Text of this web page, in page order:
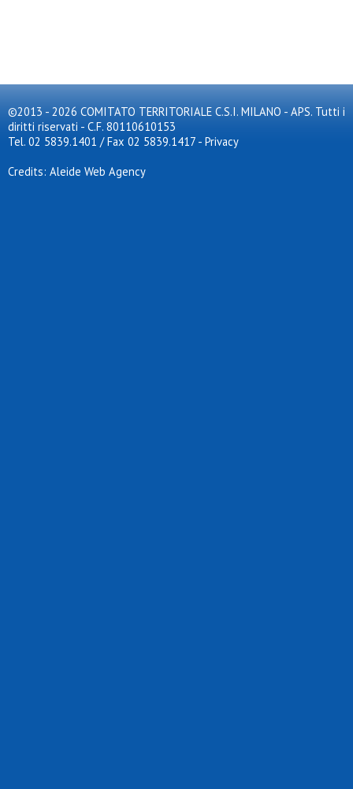
©2013 - 2026 COMITATO TERRITORIALE C.S.I. MILANO - APS. Tutti i
diritti riservati - C.F. 80110610153
Tel. 02 5839.1401 / Fax 02 5839.1417 - Privacy
Credits: Aleide Web Agency